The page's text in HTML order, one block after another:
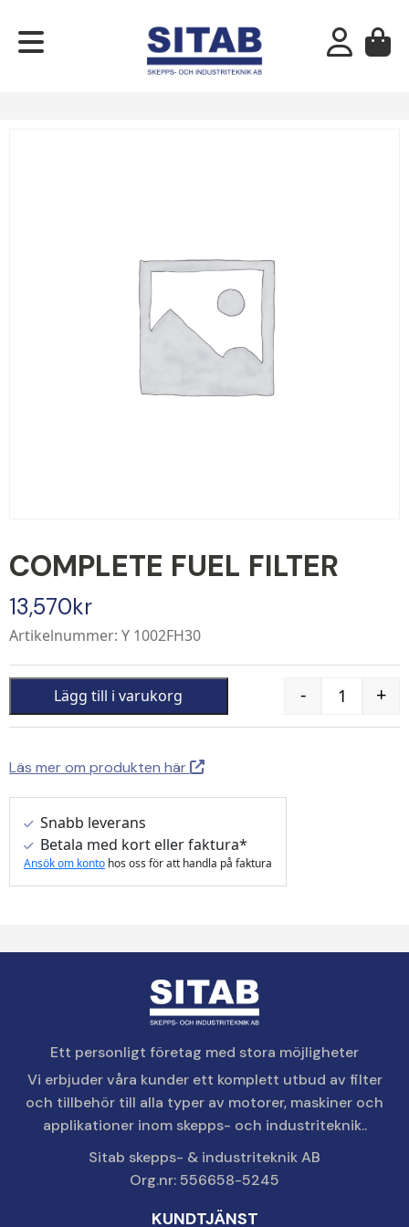
COMPLETE FUEL FILTER
13,570kr
Artikelnummer: Y 1002FH30
Quantity
- +
Lägg till i varukorg
Läs mer om produkten här
Snabb leverans
Betala med kort eller faktura*
Ansök om konto hos oss för att handla på faktura
Ett personligt företag med stora möjligheter
Vi erbjuder våra kunder ett komplett utbud av filter
och tillbehör till alla typer av motorer, maskiner och
applikationer inom skepps- och industriteknik..
Sitab skepps- & industriteknik AB
Org.nr: 556658-5245
KUNDTJÄNST